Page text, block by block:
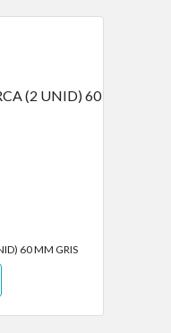
60 MM GRIS